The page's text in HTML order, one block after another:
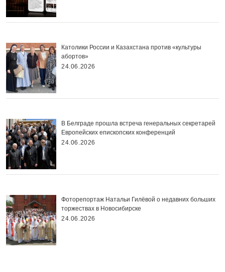
Католики России и Казахстана против «культуры
абортов»
24.06.2026
В Белграде прошла встреча генеральных секретарей
Европейских епископских конференций
24.06.2026
Фоторепортаж Натальи Гилёвой о недавних больших
торжествах в Новосибирске
24.06.2026